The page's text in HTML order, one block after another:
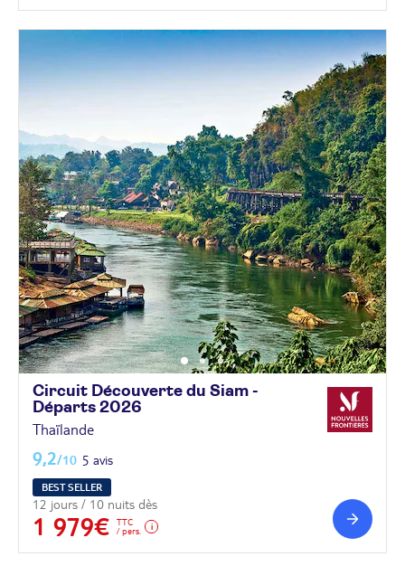
Circuit Découverte du Siam -
Départs 2026
Thaïlande
9,2/10 5 avis
BEST SELLER
12 jours / 10 nuits dès
1 979€
TTC
/ pers.